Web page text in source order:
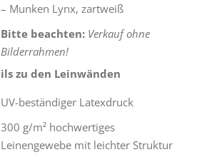
– Munken Lynx, zartweiß
Bitte beachten: Verkauf ohne
Bilderrahmen!
zu den Leinwänden
UV-beständiger Latexdruck
300 g/m² hochwertiges
Leinengewebe mit leichter Struktur